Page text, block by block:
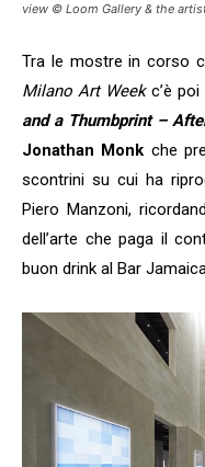
view © Loom Gallery & the
Tra le mostre in corso
Milano Art Weekc’è poi
and a Thumbprint –
Jonathan Monk che
scontrini su cui ha
Piero Manzoni,
dell’arte che paga il
buon drink al Bar